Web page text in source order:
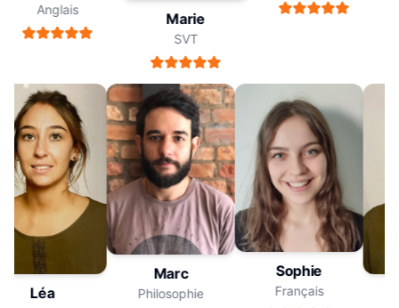
Anglais
Marie
SVT
Léa
Marc
Philosophie
Sophie
Français